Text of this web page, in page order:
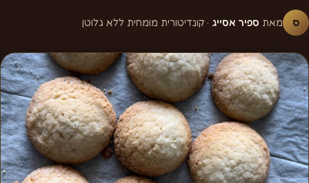
ס מאת ספיר אסייג · קונדיטורית מומחית ללא גלוטן